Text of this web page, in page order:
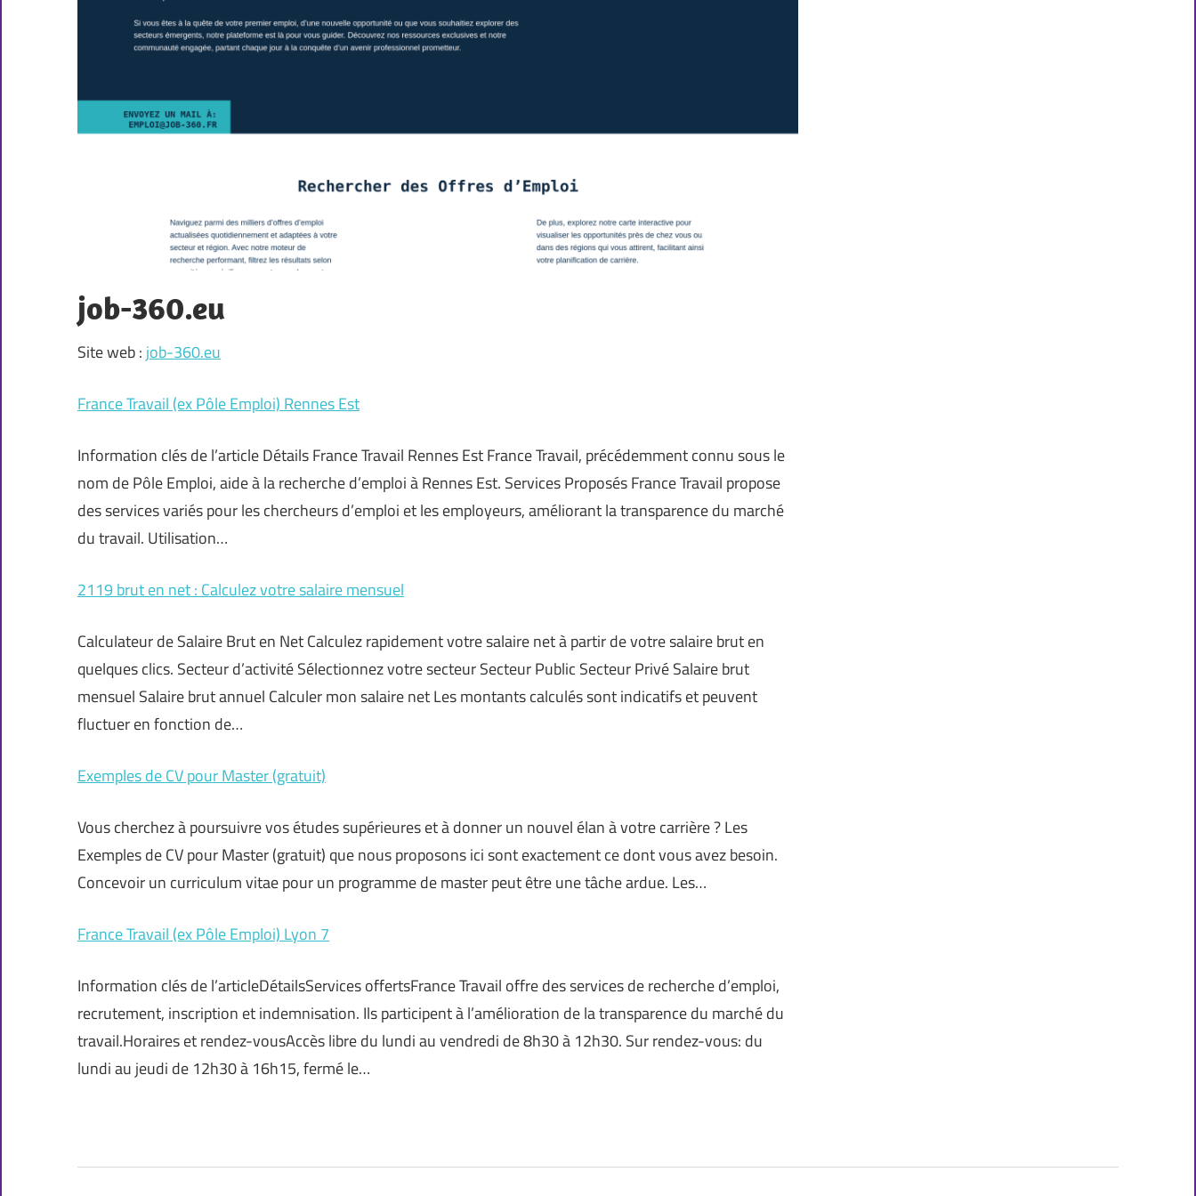
job-360.eu
Site web :job-360.eu
France Travail (ex Pôle Emploi) Rennes Est
Information clés de l’article Détails France Travail Rennes Est France Travail, précédemment connu sous le
nom de Pôle Emploi, aide à la recherche d’emploi à Rennes Est. Services Proposés France Travail propose
des services variés pour les chercheurs d’emploi et les employeurs, améliorant la transparence du marché
du travail. Utilisation…
2119 brut en net : Calculez votre salaire mensuel
Calculateur de Salaire Brut en Net Calculez rapidement votre salaire net à partir de votre salaire brut en
quelques clics. Secteur d’activité Sélectionnez votre secteur Secteur Public Secteur Privé Salaire brut
mensuel Salaire brut annuel Calculer mon salaire net Les montants calculés sont indicatifs et peuvent
fluctuer en fonction de…
Exemples de CV pour Master (gratuit)
Vous cherchez à poursuivre vos études supérieures et à donner un nouvel élan à votre carrière ? Les
Exemples de CV pour Master (gratuit) que nous proposons ici sont exactement ce dont vous avez besoin.
Concevoir un curriculum vitae pour un programme de master peut être une tâche ardue. Les…
France Travail (ex Pôle Emploi) Lyon 7
Information clés de l’articleDétailsServices offertsFrance Travail offre des services de recherche d’emploi,
recrutement, inscription et indemnisation. Ils participent à l’amélioration de la transparence du marché du
travail.Horaires et rendez-vousAccès libre du lundi au vendredi de 8h30 à 12h30. Sur rendez-vous: du
lundi au jeudi de 12h30 à 16h15, fermé le…